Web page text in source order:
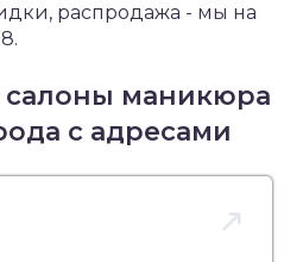
распродажа - мы на
салоны маникюра
с адресами